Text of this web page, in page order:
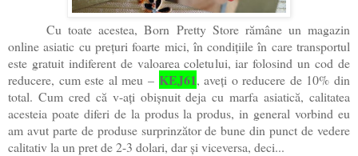
Cu toate acestea, Born Pretty Store rămâne un magazin
online asiatic cu prețuri foarte mici, în condițiile în care transportul
este gratuit indiferent de valoarea coletului, iar folosind un cod de
reducere, cum este al meu – KEJ61, aveți o reducere de 10% din
total. Cum cred că v-ați obișnuit deja cu marfa asiatică, calitatea
acesteia poate diferi de la produs la produs, in general vorbind eu
am avut parte de produse surprinzător de bune din punct de vedere
calitativ la un pret de 2-3 dolari, dar și viceversa, deci...